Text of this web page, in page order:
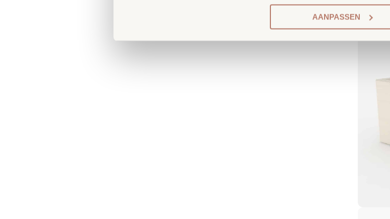
AANPASSEN